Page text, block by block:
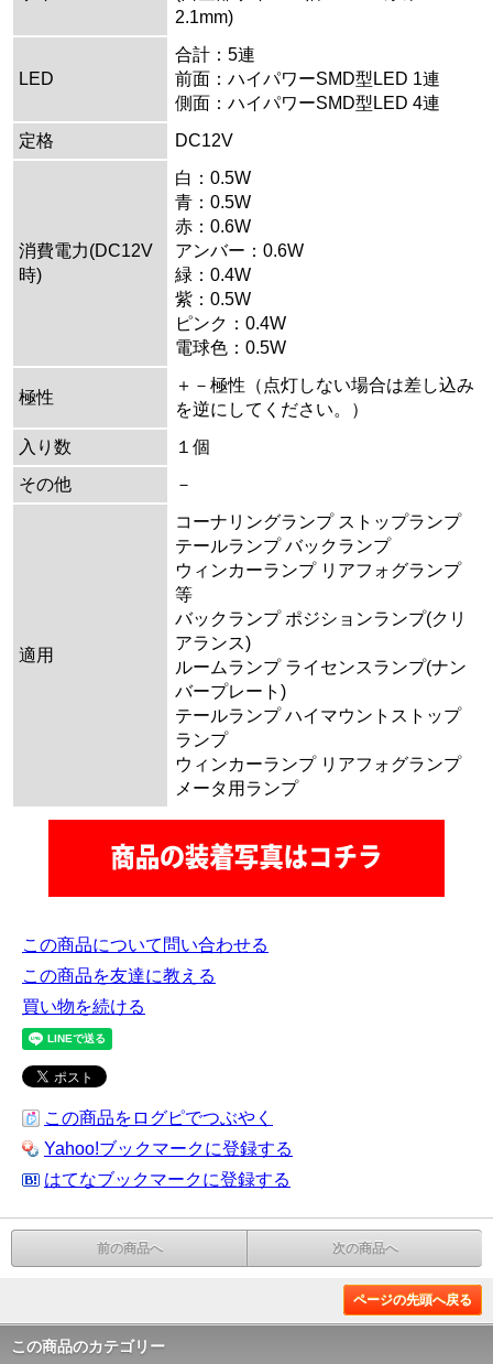
2.1mm)
LED
合計：5連
前面：ハイパワーSMD型LED 1連
側面：ハイパワーSMD型LED 4連
定格
DC12V
消費電力(DC12V
時)
白：0.5W
青：0.5W
赤：0.6W
アンバー：0.6W
緑：0.4W
紫：0.5W
ピンク：0.4W
電球色：0.5W
極性
＋－極性（点灯しない場合は差し込み
を逆にしてください。）
入り数
１個
その他
－
適用
コーナリングランプ ストップランプ
テールランプ バックランプ
ウィンカーランプ リアフォグランプ
等
バックランプ ポジションランプ(クリ
アランス)
ルームランプ ライセンスランプ(ナン
バープレート)
テールランプ ハイマウントストップ
ランプ
ウィンカーランプ リアフォグランプ
メータ用ランプ
この商品について問い合わせる
この商品を友達に教える
買い物を続ける
この商品をログピでつぶやく
Yahoo!ブックマークに登録する
はてなブックマークに登録する
前の商品へ 次の商品へ
ページの先頭へ戻る
この商品のカテゴリー